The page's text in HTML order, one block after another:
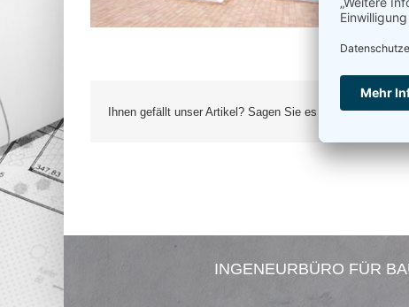
Ihnen gefällt unser Artikel? Sagen Sie es weiter:
INGENEURBÜRO FÜR